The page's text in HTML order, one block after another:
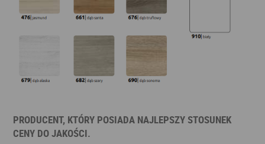
PRODUCENT, KTÓRY POSIADA NAJLEPSZY STOSUNEK
CENY DO JAKOŚCI.